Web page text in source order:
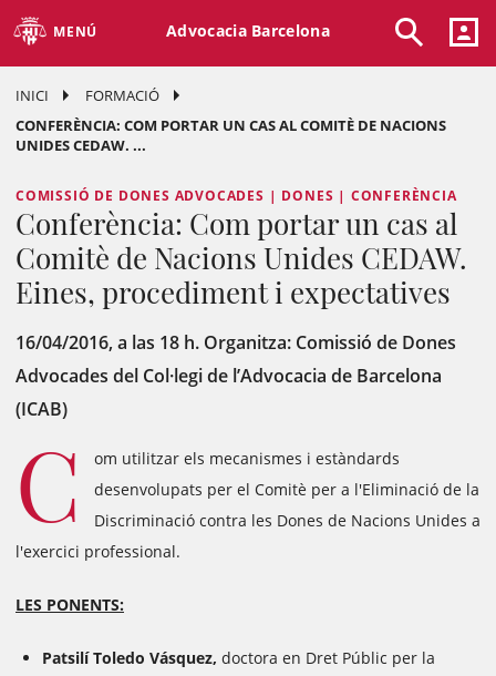
MENÚ Advocacia Barcelona
INICI
FORMACIÓ
CONFERÈNCIA: COM PORTAR UN CAS AL COMITÈ DE NACIONS
UNIDES CEDAW. ...
COMISSIÓ DE DONES ADVOCADES | DONES | CONFERÈNCIA
Conferència: Com portar un cas al
Comitè de Nacions Unides CEDAW.
Eines, procediment i expectatives
16/04/2016, a las 18 h. Organitza: Comissió de Dones
Advocades del Col·legi de l’Advocacia de Barcelona
(ICAB)
C
om utilitzar els mecanismes i estàndards
desenvolupats per el Comitè per a l'Eliminació de la
Discriminació contra les Dones de Nacions Unides a
l'exercici professional.
LES PONENTS:
Patsilí Toledo Vásquez, doctora en Dret Públic per la